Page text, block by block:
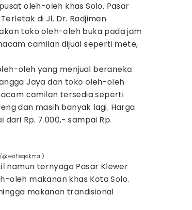
oleh-oleh khas Solo. Pasar
di Jl. Dr. Radjiman
toko oleh-oleh buka pada jam
camilan dijual seperti mete,
oleh yang menjual beraneka
Jaya dan toko oleh-oleh
camilan tersedia seperti
dan masih banyak lagi. Harga
Rp. 7.000,- sampai Rp.
namun ternyaga Pasar Klewer
oleh makanan khas Kota Solo.
makanan trandisional